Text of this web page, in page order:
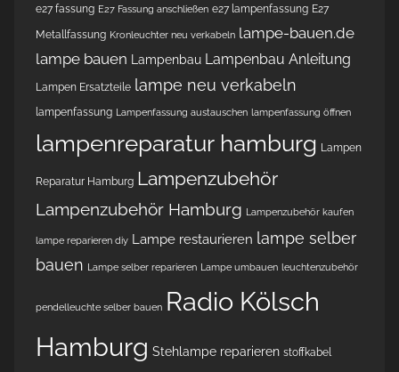
e27 fassung E27 Fassung anschließen e27 lampenfassung E27
Metallfassung Kronleuchter neu verkabeln lampe-bauen.de
lampe bauen
Lampenbau Lampenbau Anleitung
Lampen Ersatzteile lampe neu verkabeln
lampenfassung Lampenfassung austauschen lampenfassung öffnen
lampenreparatur hamburg Lampen
Reparatur Hamburg Lampenzubehör
Lampenzubehör Hamburg Lampenzubehör kaufen
lampe reparieren diy Lampe restaurieren lampe selber
bauen Lampe selber reparieren Lampe umbauen leuchtenzubehör
pendelleuchte selber bauen Radio Kölsch
Hamburg Stehlampe reparieren stoffkabel